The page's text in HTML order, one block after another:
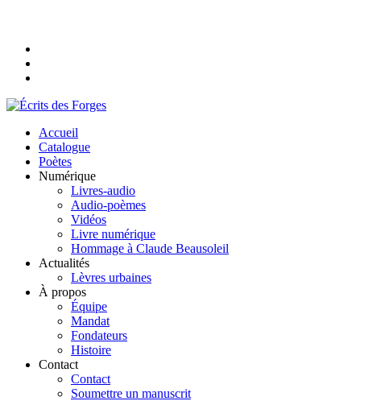
Accueil
Catalogue
Poètes
Numérique
Livres-audio
Audio-poèmes
Vidéos
Livre numérique
Hommage à Claude Beausoleil
Actualités
Lèvres urbaines
À propos
Équipe
Mandat
Fondateurs
Histoire
Contact
Contact
Soumettre un manuscrit